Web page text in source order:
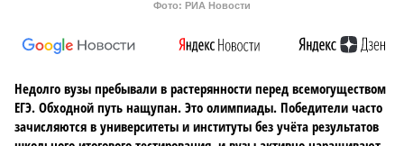
Фото: РИА Новости
Недолго вузы пребывали в растерянности перед всемогуществом
ЕГЭ. Обходной путь нащупан. Это олимпиады. Победители часто
зачисляются в университеты и институты без учёта результатов